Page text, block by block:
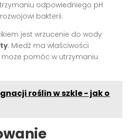
odpowiedniego pH
bakterii.
jest wrzucenie do wody
. Miedź ma właściwości
pomóc w utrzymaniu
roślin w szkle - jak o